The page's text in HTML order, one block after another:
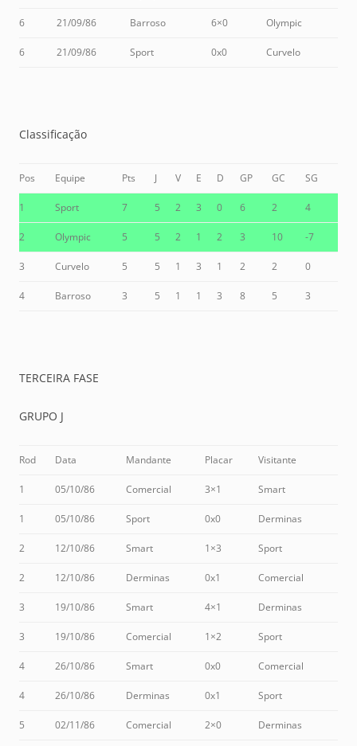
6 21/09/86 Barroso 6×0 Olympic
6 21/09/86 Sport 0x0 Curvelo
Classificação
Pos Equipe Pts J V E D GP GC SG
1 Sport 7 5 2 3 0 6 2 4
2 Olympic 5 5 2 1 2 3 10 -7
3 Curvelo 5 5 1 3 1 2 2 0
4 Barroso 3 5 1 1 3 8 5 3
TERCEIRA FASE
GRUPO J
Rod Data Mandante Placar Visitante
1 05/10/86 Comercial 3×1 Smart
1 05/10/86 Sport 0x0 Derminas
2 12/10/86 Smart 1×3 Sport
2 12/10/86 Derminas 0x1 Comercial
3 19/10/86 Smart 4×1 Derminas
3 19/10/86 Comercial 1×2 Sport
4 26/10/86 Smart 0x0 Comercial
4 26/10/86 Derminas 0x1 Sport
5 02/11/86 Comercial 2×0 Derminas